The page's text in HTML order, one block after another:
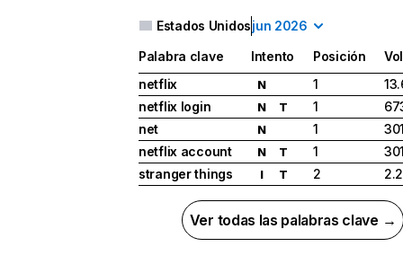
Estados Unidosjun 2026
Palabra clave Intento Posición
netflix
N 1
netflix login
N T 1
net
N 1
netflix account
N T 1
stranger things
I T 2
Ver todas las palabras clave →